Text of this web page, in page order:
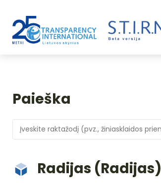
Paieška
Radijas (Radijas)